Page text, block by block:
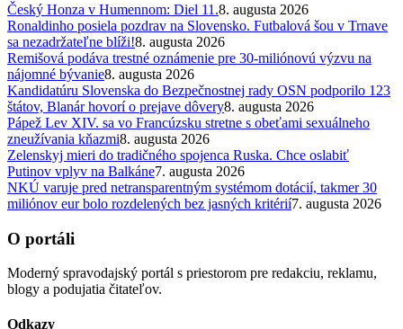
Český Honza v Humennom: Diel 11.8. augusta 2026
Ronaldinho posiela pozdrav na Slovensko. Futbalová šou v Trnave
sa nezadržateľne blíži!8. augusta 2026
Remišová podáva trestné oznámenie pre 30-miliónovú výzvu na
nájomné bývanie8. augusta 2026
Kandidatúru Slovenska do Bezpečnostnej rady OSN podporilo 123
štátov, Blanár hovorí o prejave dôvery8. augusta 2026
Pápež Lev XIV. sa vo Francúzsku stretne s obeťami sexuálneho
zneužívania kňazmi8. augusta 2026
Zelenskyj mieri do tradičného spojenca Ruska. Chce oslabiť
Putinov vplyv na Balkáne7. augusta 2026
NKÚ varuje pred netransparentným systémom dotácií, takmer 30
miliónov eur bolo rozdelených bez jasných kritérií7. augusta 2026
O portáli
Moderný spravodajský portál s priestorom pre redakciu, reklamu,
blogy a podujatia čitateľov.
Odkazy